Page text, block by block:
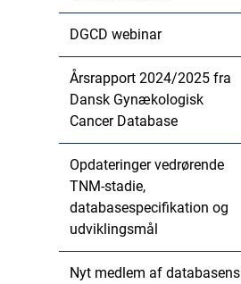
DGCD webinar
Årsrapport 2024/2025 fra
Dansk Gynækologisk
Cancer Database
Opdateringer vedrørende
TNM-stadie,
databasespecifikation og
udviklingsmål
Nyt medlem af databasens